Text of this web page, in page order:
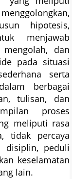
hipotesis,
menjawab
dan
pada situasi
serta
berbagai
tulisan, dan
proses
meliputi rasa
tidak percaya
disiplin, peduli
keselamatan
lain.